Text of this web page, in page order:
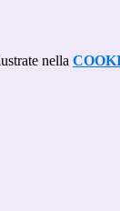
nella